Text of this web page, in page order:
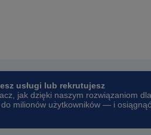
usługi lub rekrutujesz
jak dzięki naszym rozwiązaniom dla
milionów użytkowników — i osiągnąć